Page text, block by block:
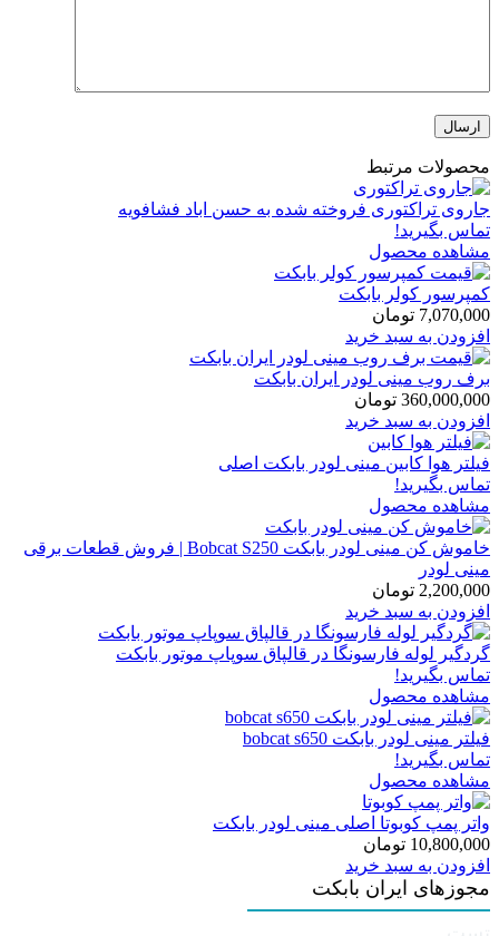
محصولات مرتبط
جاروی تراکتوری فروخته شده به حسن اباد فشافویه
تماس بگیرید!
مشاهده محصول
کمپرسور کولر بابکت
7,070,000 تومان
افزودن به سبد خرید
برف روب مینی لودر ایران بابکت
360,000,000 تومان
افزودن به سبد خرید
فیلتر هوا کابین مینی لودر بابکت اصلی
تماس بگیرید!
مشاهده محصول
خاموش کن مینی لودر بابکت Bobcat S250 | فروش قطعات برقی
مینی لودر
2,200,000 تومان
افزودن به سبد خرید
گردگیر لوله فارسونگا در قالپاق سوپاپ موتور بابکت
تماس بگیرید!
مشاهده محصول
فیلتر مینی لودر بابکت bobcat s650
تماس بگیرید!
مشاهده محصول
واتر پمپ کوبوتا اصلی مینی لودر بابکت
10,800,000 تومان
افزودن به سبد خرید
مجوزهای ایران بابکت